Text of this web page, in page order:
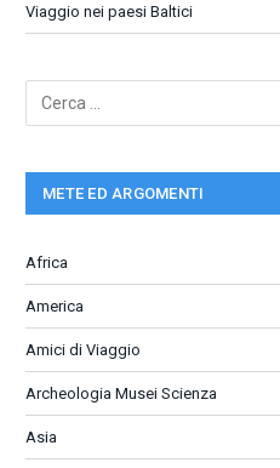
Viaggio nei paesi Baltici
METE ED ARGOMENTI
Africa
America
Amici di Viaggio
Archeologia Musei Scienza
Asia